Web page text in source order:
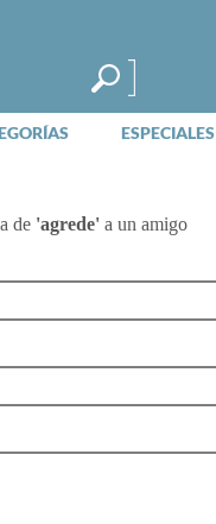
ESPECIALES
de 'agrede' a un amigo